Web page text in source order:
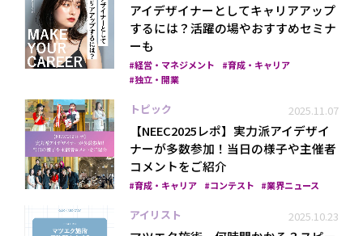
アイデザイナーとしてキャリアアップ
するには？活躍の場やおすすめセミナ
ーも
経営・マネジメント
育成・キャリア
独立・開業
トピック 2025.11.07
【NEEC2025レポ】実力派アイデザイ
ナーが多数参加！当日の様子や主催者
コメントをご紹介
育成・キャリア コンテスト 業界ニュース
アイリスト 2025.10.23